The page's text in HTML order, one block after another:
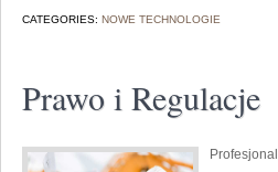
CATEGORIES: NOWE TECHNOLOGIE
Prawo i Regulacje